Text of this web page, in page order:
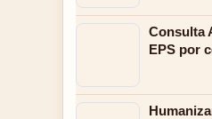
Consulta
EPS por